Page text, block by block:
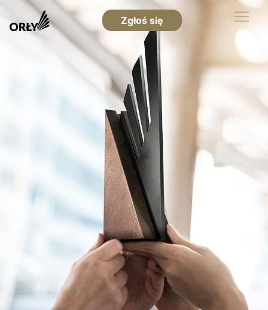
Zgłoś się